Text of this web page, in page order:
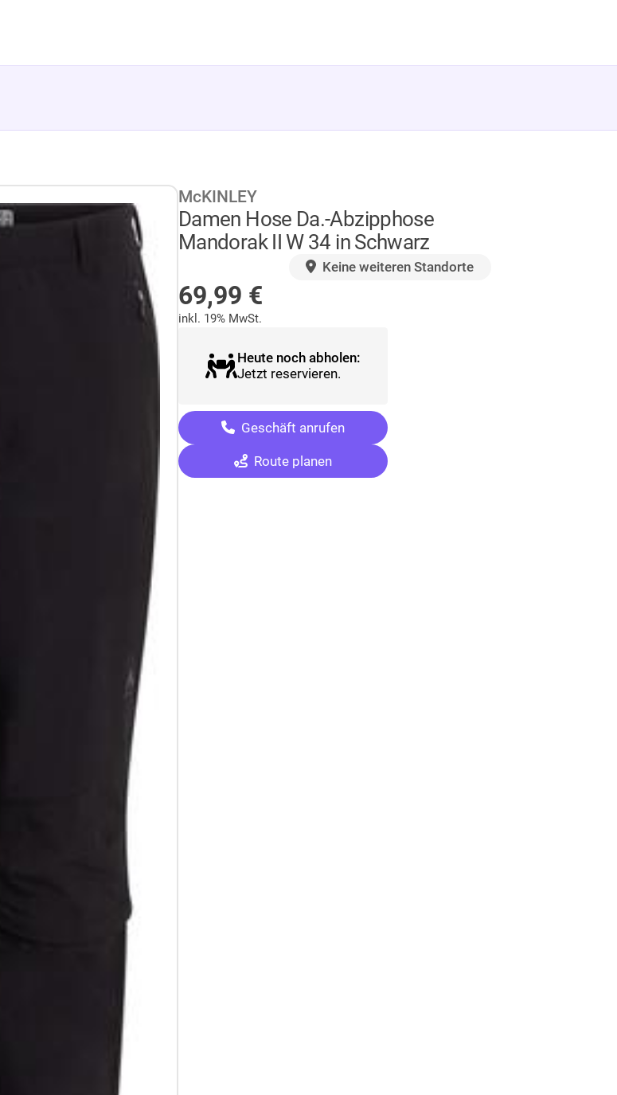
McKINLEY
Damen Hose Da.-Abzipphose
Mandorak II W 34 in Schwarz
Keine weiteren Standorte
69,99 €
inkl. 19% MwSt.
Heute noch abholen:
Jetzt reservieren.
Geschäft anrufen
Route planen